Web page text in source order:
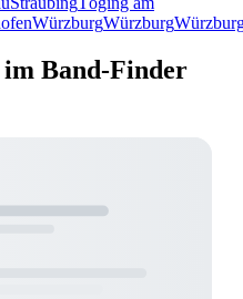
WürzburgWürzburg
im Band-Finder